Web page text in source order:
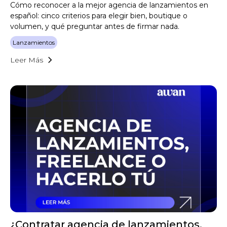
Cómo reconocer a la mejor agencia de lanzamientos en
español: cinco criterios para elegir bien, boutique o
volumen, y qué preguntar antes de firmar nada.
Lanzamientos
Leer Más
¿Contratar agencia de lanzamientos,